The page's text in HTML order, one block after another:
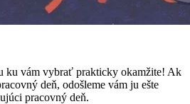
ku vám vybrať prakticky okamžite! Ak
deň, odošleme vám ju ešte
pracovný deň.